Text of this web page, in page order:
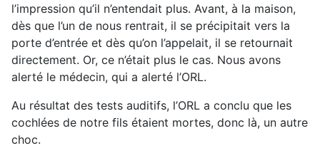
l’impression qu’il n’entendait plus. Avant, à la maison,
dès que l’un de nous rentrait, il se précipitait vers la
porte d’entrée et dès qu’on l’appelait, il se retournait
directement. Or, ce n’était plus le cas. Nous avons
alerté le médecin, qui a alerté l’ORL.
Au résultat des tests auditifs, l’ORL a conclu que les
cochlées de notre fils étaient mortes, donc là, un autre
choc.